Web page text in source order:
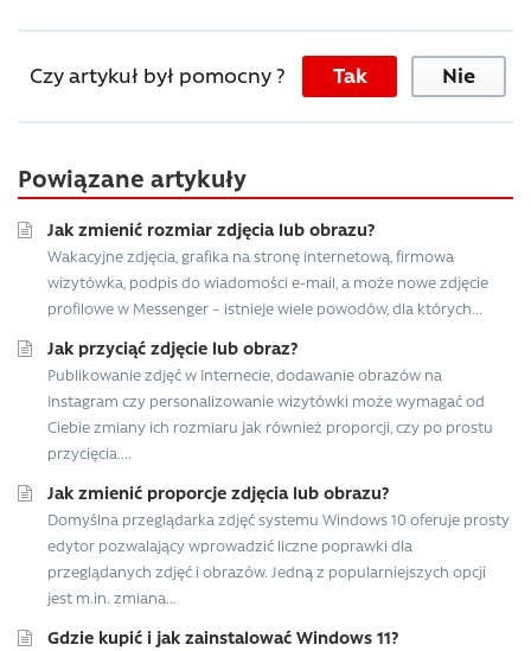
Czy artykuł był pomocny ? Tak Nie
Powiązane artykuły
Jak zmienić rozmiar zdjęcia lub obrazu?
Wakacyjne zdjęcia, grafika na stronę internetową, firmowa
wizytówka, podpis do wiadomości e-mail, a może nowe zdjęcie
profilowe w Messenger – istnieje wiele powodów, dla których...
Jak przyciąć zdjęcie lub obraz?
Publikowanie zdjęć w Internecie, dodawanie obrazów na
Instagram czy personalizowanie wizytówki może wymagać od
Ciebie zmiany ich rozmiaru jak również proporcji, czy po prostu
przycięcia....
Jak zmienić proporcje zdjęcia lub obrazu?
Domyślna przeglądarka zdjęć systemu Windows 10 oferuje prosty
edytor pozwalający wprowadzić liczne poprawki dla
przeglądanych zdjęć i obrazów. Jedną z popularniejszych opcji
jest m.in. zmiana...
Gdzie kupić i jak zainstalować Windows 11?